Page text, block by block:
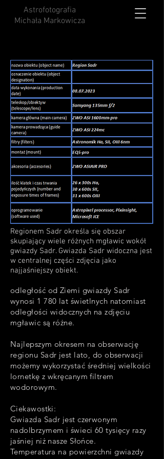
Astrofotografia
Michała Markowicza
Regionem Sadr określa się obszar
skupiający wiele różnych mgławic wokół
gwiazdy Sadr. Gwiazda Sadr widoczna jest
w centralnej części zdjęcia jako
najjaśniejszy obiekt.
odległość od Ziemi gwiazdy Sadr
wynosi 1 780 lat świetlnych natomiast
odległości widocznych na zdjęciu
mgławic są różne.
Najlepszym okresem na obserwację
regionu Sadr jest lato, do obserwacji
możemy wykorzystać średniej wielkości
lornetkę z wkręcanym filtrem
wodorowym.
Ciekawostki:
Gwiazda Sadr jest czerwonym
nadolbrzymem i świeci 60 tysięcy razy
jaśniej niż nasze Słońce.
Temperatura na powierzchni gwiazdy